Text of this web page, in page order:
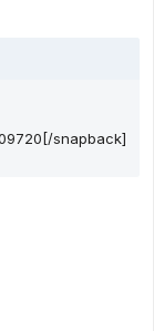
snapback]